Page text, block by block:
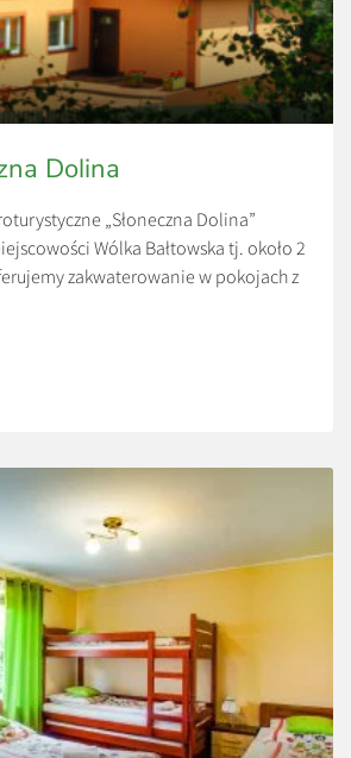
Dolina
„Słoneczna Dolina”
Wólka Bałtowska tj. około 2
zakwaterowanie w pokojach z
osobowych. Każdy pokój wyposażony
satelitarną, czajnik
dyspozycji gości przeznaczona jest w
której można przygotowywać posiłki